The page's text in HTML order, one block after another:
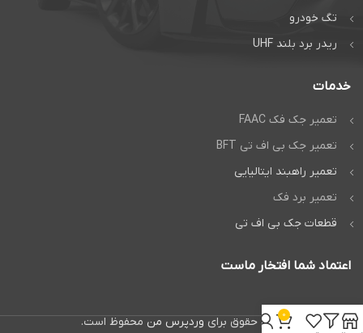
تگ خودرو
ریدر برد بلند UHF
خدمات
تعمیر جک فک FAAC
تعمیر جک بی اف تی BFT
تعمیر راهبند ایتالیایی
تعمیر برد فک
قطعات جک بی اف تی
اعتماد شما افتخار ماست
تمام حقوق برای وردپرس من محفوظ است. 0